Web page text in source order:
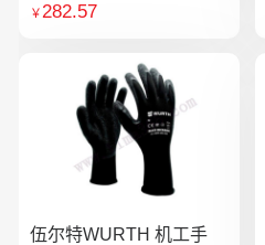
￥282.57
伍尔特WURTH 机工手